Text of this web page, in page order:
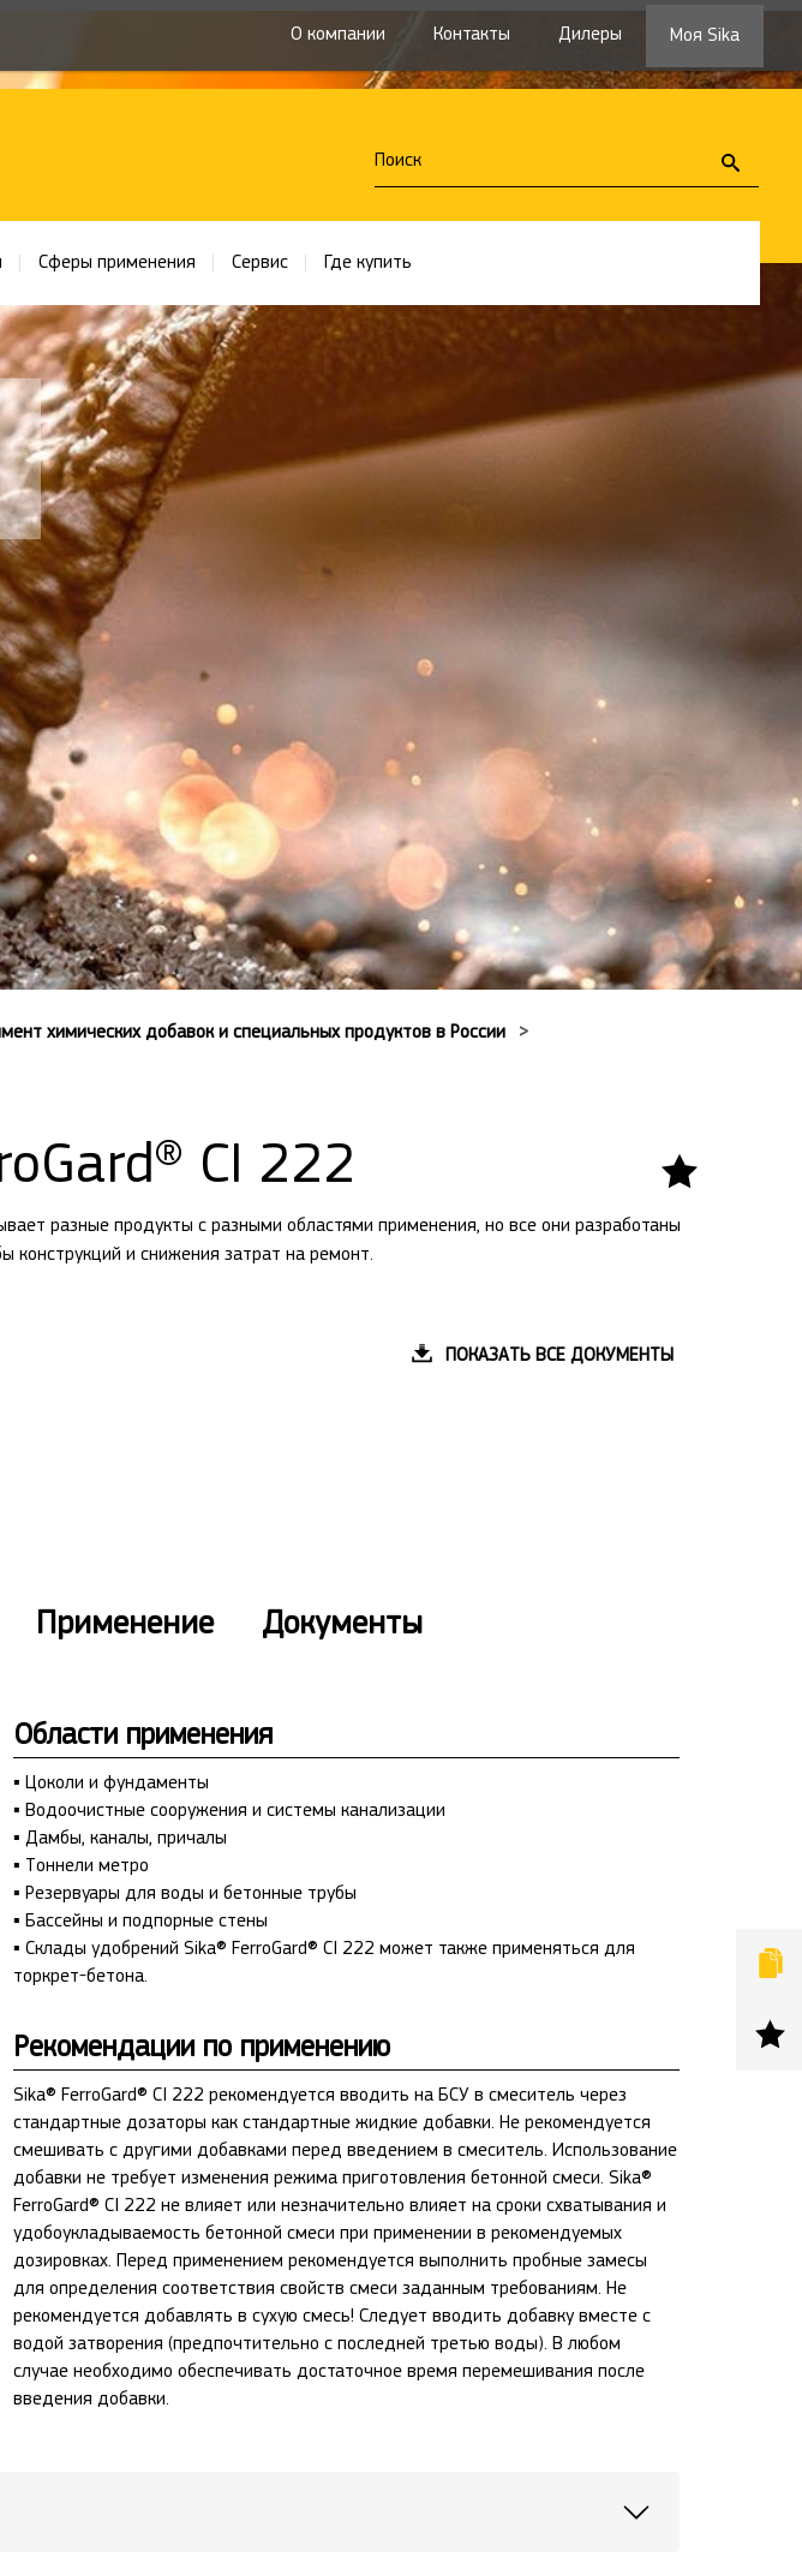
О компании Контакты Дилеры Моя Sika
Сферы применения Сервис Где купить
химических добавок и специальных продуктов в России
CI 222
разные продукты с разными областями применения, но все они разработаны
конструкций и снижения затрат на ремонт.
ПОКАЗАТЬ ВСЕ ДОКУМЕНТЫ
Применение Документы
Области применения
▪ Цоколи и фундаменты
▪ Водоочистные сооружения и системы канализации
▪ Дамбы, каналы, причалы
▪ Тоннели метро
▪ Резервуары для воды и бетонные трубы
▪ Бассейны и подпорные стены
▪ Склады удобрений Sika® FerroGard® CI 222 может также применяться для
торкрет-бетона.
Рекомендации по применению
Sika® FerroGard® CI 222 рекомендуется вводить на БСУ в смеситель через
стандартные дозаторы как стандартные жидкие добавки. Не рекомендуется
смешивать с другими добавками перед введением в смеситель. Использование
добавки не требует изменения режима приготовления бетонной смеси. Sika®
FerroGard® CI 222 не влияет или незначительно влияет на сроки схватывания и
удобоукладываемость бетонной смеси при применении в рекомендуемых
дозировках. Перед применением рекомендуется выполнить пробные замесы
для определения соответствия свойств смеси заданным требованиям. Не
рекомендуется добавлять в сухую смесь! Следует вводить добавку вместе с
водой затворения (предпочтительно с последней третью воды). В любом
случае необходимо обеспечивать достаточное время перемешивания после
введения добавки.